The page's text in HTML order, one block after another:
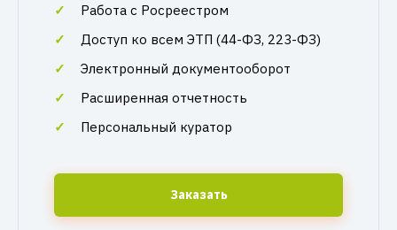
Работа с Росреестром
Доступ ко всем ЭТП (44-ФЗ, 223-ФЗ)
Электронный документооборот
Расширенная отчетность
Персональный куратор
Заказать